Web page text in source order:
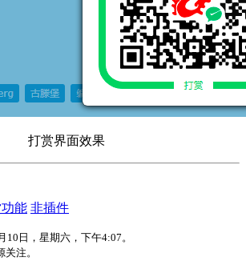
打赏界面效果
能 非插件
10日，星期六，下午4:07。
关注。